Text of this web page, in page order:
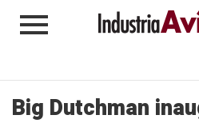
Big Dutchman